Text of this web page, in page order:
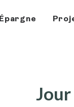
Épargne
Jour